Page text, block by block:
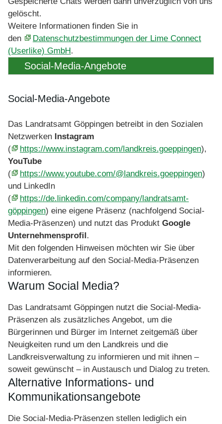
gelöscht.
Weitere Informationen finden Sie in
den
Datenschutzbestimmungen der Lime Connect
(Userlike) GmbH.
Social-Media-Angebote
Social-Media-Angebote
Das Landratsamt Göppingen betreibt in den Sozialen
Netzwerken Instagram
(
https://www.instagram.com/landkreis.goeppingen),
YouTube
(
https://www.youtube.com/@landkreis.goeppingen)
und LinkedIn
(
https://de.linkedin.com/company/landratsamt-
göppingen) eine eigene Präsenz (nachfolgend Social-
Media-Präsenzen) und nutzt das Produkt Google
Unternehmensprofil.
Mit den folgenden Hinweisen möchten wir Sie über
Datenverarbeitung auf den Social-Media-Präsenzen
informieren.
Warum Social Media?
Das Landratsamt Göppingen nutzt die Social-Media-
Präsenzen als zusätzliches Angebot, um die
Bürgerinnen und Bürger im Internet zeitgemäß über
Neuigkeiten rund um den Landkreis und die
Landkreisverwaltung zu informieren und mit ihnen –
soweit gewünscht – in Austausch und Dialog zu treten.
Alternative Informations- und
Kommunikationsangebote
Die Social-Media-Präsenzen stellen lediglich ein